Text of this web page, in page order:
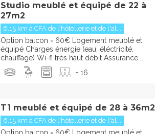
Studio meublé et équipé de 22 à
27m2
6.15 km à CFA de l'hôtellerie et de l'al...
Option balcon = 60€ Logement meublé et
équipé Charges énergie (eau, éléctricité,
chauffage) Wi-fi très haut débit Assurance ...
+ 16
T1 meublé et équipé de 28 à 36m2
6.15 km à CFA de l'hôtellerie et de l'al...